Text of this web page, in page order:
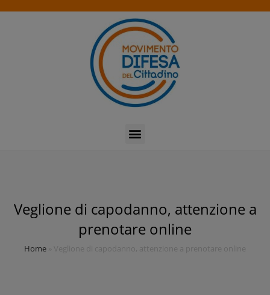
Veglione di capodanno, attenzione a
prenotare online
Home Veglione di capodanno, attenzione a prenotare online